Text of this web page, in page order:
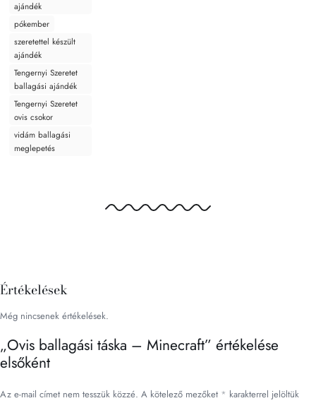
ajándék
pókember
szeretettel készült
ajándék
Tengernyi Szeretet
ballagási ajándék
Tengernyi Szeretet
ovis csokor
vidám ballagási
meglepetés
Értékelések
Még nincsenek értékelések.
„Ovis ballagási táska – Minecraft” értékelése
elsőként
Az e-mail címet nem tesszük közzé. A kötelező mezőket * karakterrel jelöltük